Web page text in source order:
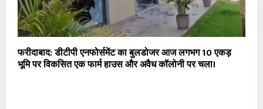
फरीदाबाद: डीटीपी एनफोर्समेंट का बुलडोजर आज लगभग 10 एकड़
भूमि पर विकसित एक फार्म हाउस और अवैध कॉलोनी पर चला।